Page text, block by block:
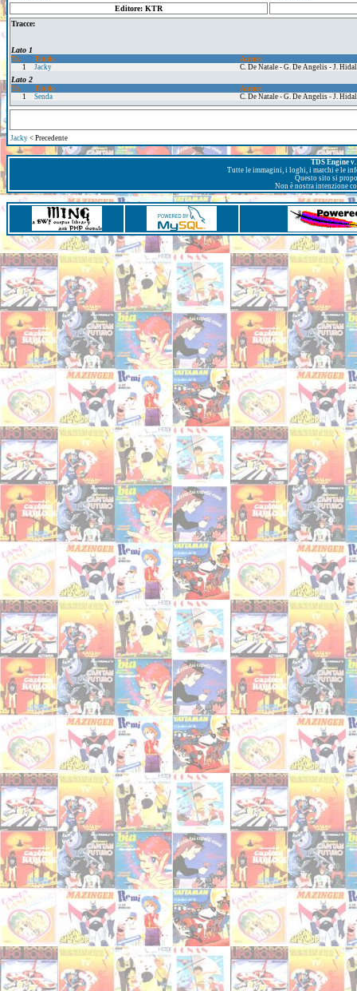
Editore: KTR
Tracce:
Lato 1
Tr.
Titolo Autori
1 Jacky C. De Natale - G. De Angelis - J.
Lato 2
Tr.
Titolo Autori
1 Senda C. De Natale - G. De Angelis - J.
Jacky < Precedente
TDS Engine
Tutte le immagini, i loghi, i marchi e le
Questo sito si
Non è nostra intenzione